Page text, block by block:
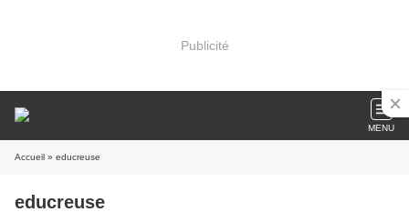
Publicité
MENU
Accueil » educreuse
educreuse